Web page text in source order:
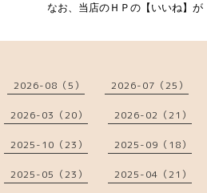
なお、当店のＨＰの【いいね】
2026-08（5） 2026-07（25）
2026-03（20） 2026-02（21）
2025-10（23） 2025-09（18）
2025-05（23） 2025-04（21）